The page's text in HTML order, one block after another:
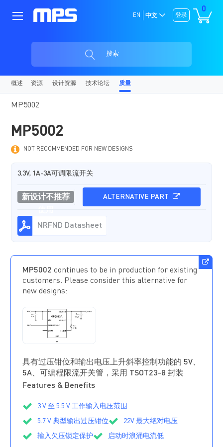
0
登录
EN 中文
搜索
概述 资源 设计资源 技术论坛 质量
MP5002
MP5002
NOT RECOMMENDED FOR NEW DESIGNS
3.3V, 1A-3A可调限流开关
新设计不推荐
使用
ALTERNATIVE PART
NRFND Datasheet
MP5002 continues to be in production for existing
customers. Please consider this alternative for
new designs:
具有过压钳位和输出电压上升斜率控制功能的 5V、
5A、可编程限流开关管，采用 TSOT23-8 封装
Features & Benefits
3 V 至 5.5 V 工作输入电压范围
5.7 V 典型输出过压钳位 22V 最大绝对电压
输入欠压锁定保护 启动时浪涌电流低